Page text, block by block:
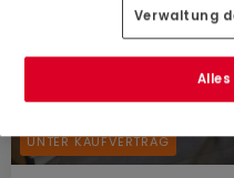
UNTER KAUFVERTRAG
Verwaltung